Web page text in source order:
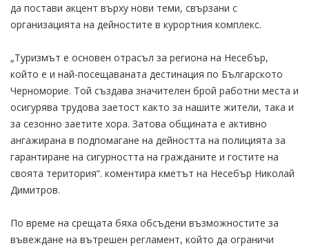
да постави акцент върху нови теми, свързани с
организацията на дейностите в курортния комплекс.
„Туризмът е основен отрасъл за региона на Несебър,
който е и най-посещаваната дестинация по Българското
Черноморие. Той създава значителен брой работни места и
осигурява трудова заетост както за нашите жители, така и
за сезонно заетите хора. Затова общината е активно
ангажирана в подпомагане на дейността на полицията за
гарантиране на сигурността на гражданите и гостите на
своята територия“. коментира кметът на Несебър Николай
Димитров.
По време на срещата бяха обсъдени възможностите за
въвеждане на вътрешен регламент, който да ограничи